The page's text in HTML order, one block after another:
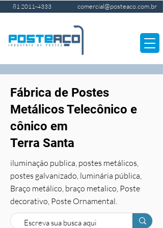
81 2011-4333 comercial@posteaco.com.br
Fábrica de Postes
Metálicos Telecônico e
cônico em
Terra Santa
iluminação publica, postes metálicos,
postes galvanizado, luminária pública,
Braço metálico, braço metalico, Poste
decorativo, Poste Ornamental.